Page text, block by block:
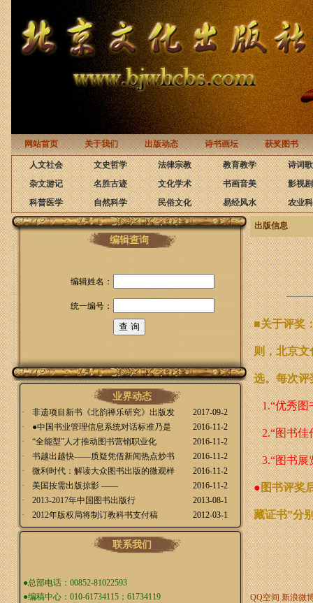
网站首页 关于我们 出版动态 诗书画坛 获奖图书
人文社会 文史哲学 法律宗教 教育教学
诗词
杂文游记
名胜古迹 文化学术 书画音美
影视
科普医学
自然科学 民俗文化 易经风水 农业
编辑查询
编辑姓名：
统一编号：
业界动态
· 非遗项目新书《北韵禅乐研究》出版发
2017-09-2
·
●中国书业管理信息系统对话标准乃是
2016-11-2
·
“全能型”人才推动图书营销职业化
2016-11-2
·
书越出越快——质疑凭借新闻热点炒书
2016-11-2
·
微利时代：解读大众图书出版的微观样
2016-11-2
·
美国按需出版掠影 ——
2016-11-2
·
2013-2017年中国图书出版行
2013-08-1
·
2012年版权局将制订教科书支付稿 2012-03-1
联系我们
●总部电话：00852-81022593
●编稿中心：010-61734115；61734119
出版信息
■关于评奖
则，北京文
选。每次评
1.“优秀图
2.“图书佳
3.“图书展
●图书评奖
藏证书”分
QQ空间 新浪微